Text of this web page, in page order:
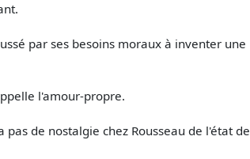
par ses besoins moraux à inventer une
l'amour-propre.
de nostalgie chez Rousseau de l'état de